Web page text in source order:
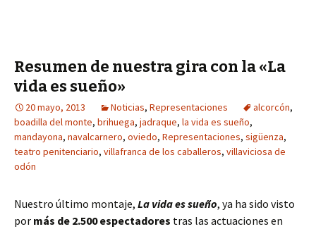
Resumen de nuestra gira con la «La
vida es sueño»
20 mayo, 2013 Noticias, Representaciones alcorcón,
boadilla del monte, brihuega, jadraque, la vida es sueño,
mandayona, navalcarnero, oviedo, Representaciones, sigüenza,
teatro penitenciario, villafranca de los caballeros, villaviciosa de
odón
Nuestro último montaje, La vida es sueño, ya ha sido visto
por más de 2.500 espectadores tras las actuaciones en